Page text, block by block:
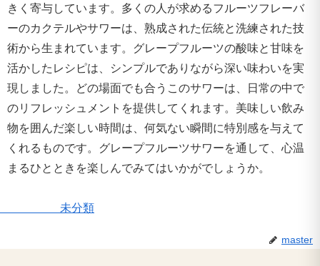
きく寄与しています。多くの人が求めるフルーツフレーバ
ーのカクテルやサワーは、熟成された伝統と洗練された技
術から生まれています。グレープフルーツの酸味と甘味を
活かしたレシピは、シンプルでありながら深い味わいを実
現しました。どの場面でも合うこのサワーは、日常の中で
のリフレッシュメントを提供してくれます。美味しい飲み
物を囲んだ楽しい時間は、何気ない瞬間に特別感を与えて
くれるものです。グレープフルーツサワーを通して、心温
まるひとときを楽しんでみてはいかがでしょうか。
未分類
master